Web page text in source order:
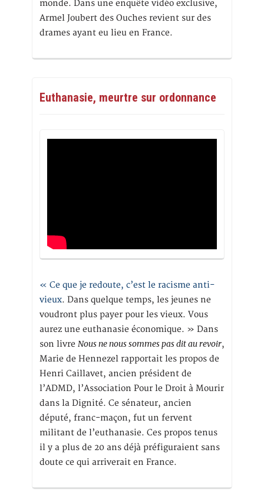
monde. Dans une enquête vidéo exclusive,
Armel Joubert des Ouches revient sur des
drames ayant eu lieu en France.
Euthanasie, meurtre sur ordonnance
« Ce que je redoute, c’est le racisme anti-
vieux. Dans quelque temps, les jeunes ne
voudront plus payer pour les vieux. Vous
aurez une euthanasie économique. » Dans
son livre Nous ne nous sommes pas dit au revoir,
Marie de Hennezel rapportait les propos de
Henri Caillavet, ancien président de
l’ADMD, l’Association Pour le Droit à Mourir
dans la Dignité. Ce sénateur, ancien
député, franc-maçon, fut un fervent
militant de l’euthanasie. Ces propos tenus
il y a plus de 20 ans déjà préfiguraient sans
doute ce qui arriverait en France.